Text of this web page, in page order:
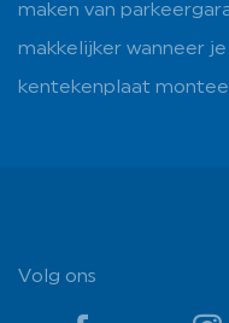
maken van
makkelijker wanneer
kentekenplaat
Volg ons